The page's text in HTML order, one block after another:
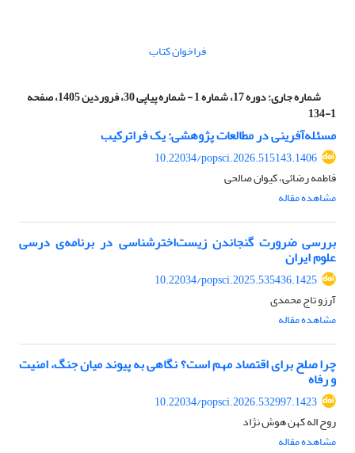
فراخوان کتاب
شماره جاری: دوره 17، شماره 1 - شماره پیاپی 30، فروردین 1405، صفحه
1-134
مسئله‌آفرینی در مطالعات پژوهشی: یک فراترکیب
10.22034/popsci.2026.515143.1406
فاطمه رضائی، کیوان صالحی
مشاهده مقاله
بررسی ضرورت گنجاندن زیست‌اخترشناسی در برنامه‌ی درسی
علوم ایران
10.22034/popsci.2025.535436.1425
آرزو تاج محمدی
مشاهده مقاله
چرا صلح برای اقتصاد مهم است؟ نگاهی به پیوند میان جنگ، امنیت
و رفاه
10.22034/popsci.2026.532997.1423
روح اله کهن هوش نژاد
مشاهده مقاله